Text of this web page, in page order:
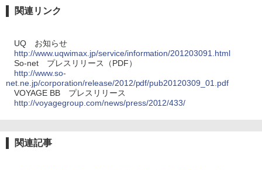
関連リンク
UQ お知らせ
http://www.uqwimax.jp/service/information/201203091.html
So-net プレスリリース（PDF）
http://www.so-
net.ne.jp/corporation/release/2012/pdf/pub20120309_01.pdf
VOYAGE BB プレスリリース
http://voyagegroup.com/news/press/2012/433/
関連記事